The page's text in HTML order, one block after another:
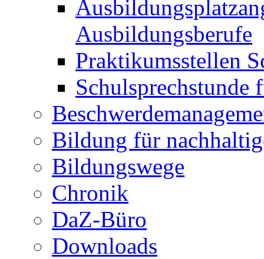
Ausbildungsberufe
Praktikumsstellen
Schulsprechstunde
Bildung für
Bildungswege
Chronik
DaZ-Büro
Downloads